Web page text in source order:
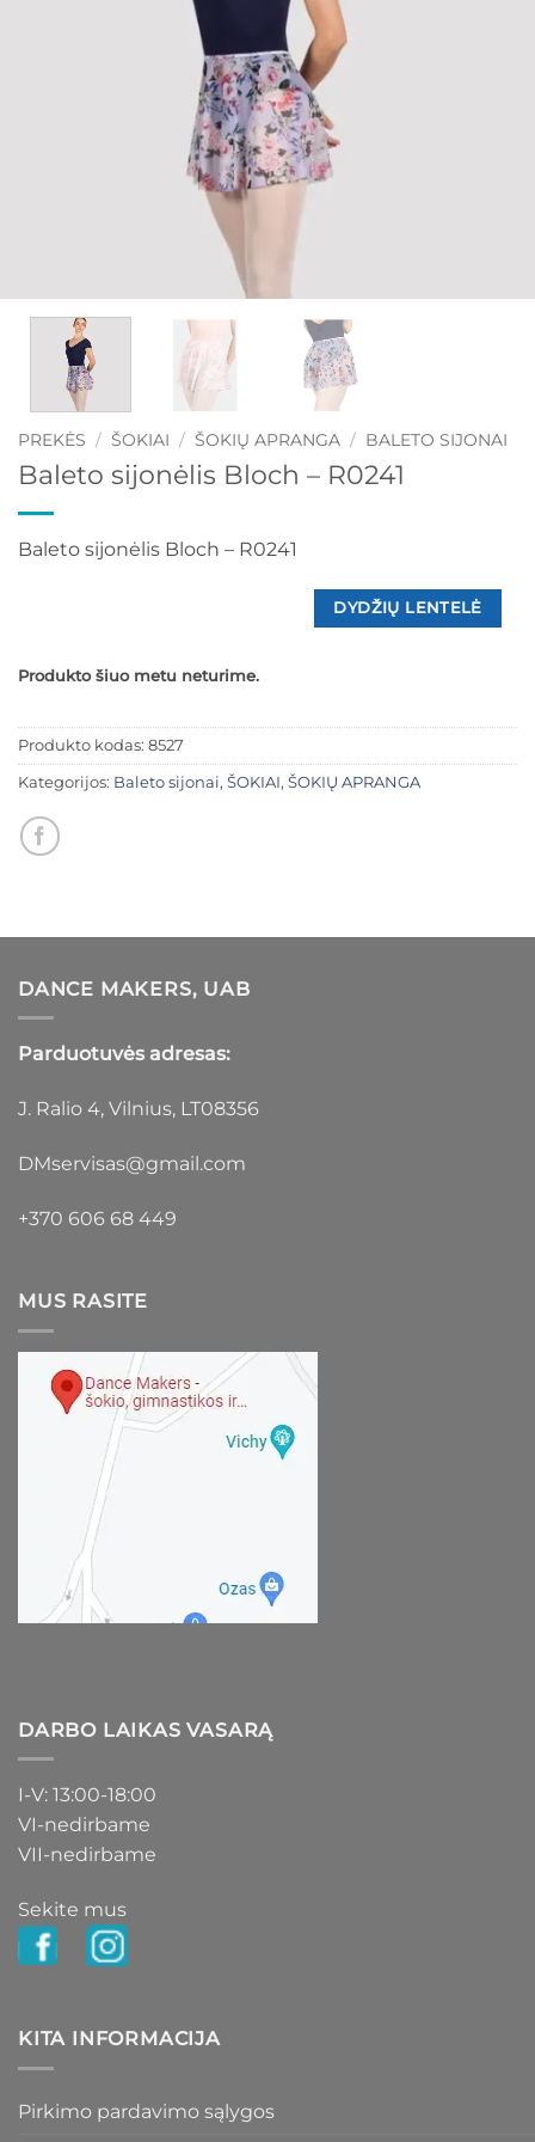
PREKĖS / ŠOKIAI / ŠOKIŲ APRANGA / BALETO SIJONAI
Baleto sijonėlis Bloch – R0241
Baleto sijonėlis Bloch – R0241
DYDŽIŲ LENTELĖ
Produkto šiuo metu neturime.
Produkto kodas: 8527
Kategorijos: Baleto sijonai, ŠOKIAI, ŠOKIŲ APRANGA
DANCE MAKERS, UAB
Parduotuvės adresas:
J. Ralio 4, Vilnius, LT08356
DMservisas@gmail.com
+370 606 68 449
MUS RASITE
DARBO LAIKAS VASARĄ
I-V: 13:00-18:00
VI-nedirbame
VII-nedirbame
Sekite mus
KITA INFORMACIJA
Pirkimo pardavimo sąlygos